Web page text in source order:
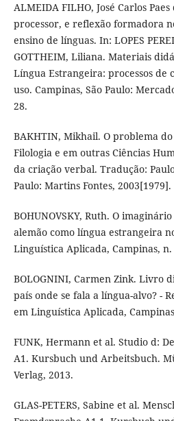
ALMEIDA FILHO, José Carlos
processor, e reflexão formadora
ensino de línguas. In: LOPES
GOTTHEIM, Liliana. Materiais
Língua Estrangeira: processos de
uso. Campinas, São Paulo:
28.
BAKHTIN, Mikhail. O problema
Filologia e em outras Ciências
da criação verbal. Tradução:
Paulo: Martins Fontes, 2003[1979].
BOHUNOVSKY, Ruth. O
alemão como língua estrangeira
Linguística Aplicada, Campinas, n.
BOLOGNINI, Carmen Zink. Livro
país onde se fala a língua-alvo? -
em Linguística Aplicada,
FUNK, Hermann et al. Studio d:
A1. Kursbuch und Arbeitsbuch.
Verlag, 2013.
GLAS-PETERS, Sabine et al.